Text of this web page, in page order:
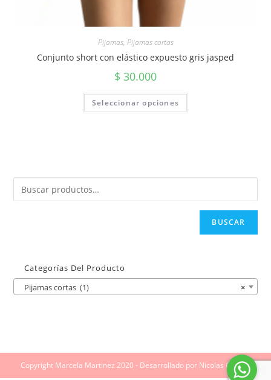
Pijamas, Pijamas cortas
Conjunto short con elástico expuesto gris jasped
$ 30.000
Seleccionar opciones
BUSCAR
Categorías Del Producto
×
Pijamas cortas (1)
Copyright Marcela Martinez 2020 - Desarrollado por Nicolas Giraldo